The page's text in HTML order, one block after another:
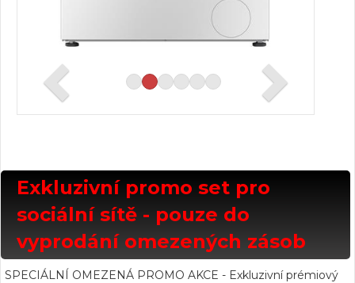
Exkluzivní promo set pro
sociální sítě - pouze do
vyprodání omezených zásob
SPECIÁLNÍ OMEZENÁ PROMO AKCE - Exkluzivní prémiový